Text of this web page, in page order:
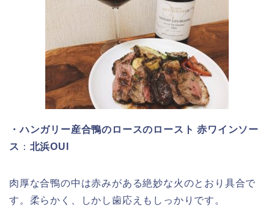
・ハンガリー産合鴨のロースのロースト 赤ワインソー
ス ： 北浜OUI
肉厚な合鴨の中は赤みがある絶妙な火のとおり具合で
す。柔らかく、しかし歯応えもしっかりです。